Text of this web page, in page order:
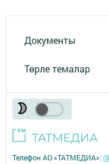
Документы
Төрле темалар
Телефон АО «ТАТМЕДИА»: